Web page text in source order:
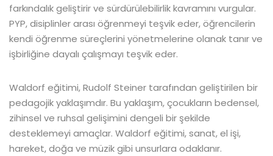
farkındalık geliştirir ve sürdürülebilirlik kavramını vurgular.
PYP, disiplinler arası öğrenmeyi teşvik eder, öğrencilerin
kendi öğrenme süreçlerini yönetmelerine olanak tanır ve
işbirliğine dayalı çalışmayı teşvik eder.
Waldorf eğitimi, Rudolf Steiner tarafından geliştirilen bir
pedagojik yaklaşımdır. Bu yaklaşım, çocukların bedensel,
zihinsel ve ruhsal gelişimini dengeli bir şekilde
desteklemeyi amaçlar. Waldorf eğitimi, sanat, el işi,
hareket, doğa ve müzik gibi unsurlara odaklanır.